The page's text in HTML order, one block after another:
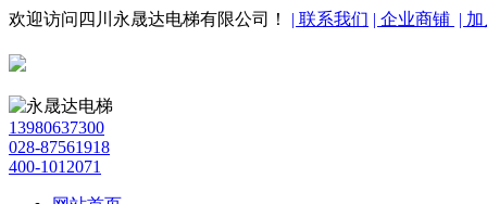
欢迎访问四川永晟达电梯有限公司！ | 联系我们 | 企业商铺 |
13980637300
028-87561918
400-1012071